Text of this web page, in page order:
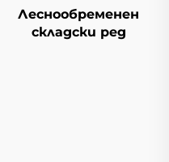
Леснообременен
складски ред